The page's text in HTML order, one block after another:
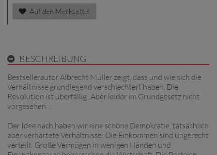
Auf den Merkzettel
BESCHREIBUNG
Bestsellerautor Albrecht Müller zeigt, dass und wie sich die
Verhältnisse grundlegend verschlechtert haben. Die
Revolution ist überfällig! Aber leider im Grundgesetz nicht
vorgesehen ...
Der Idee nach haben wir eine schöne Demokratie, tatsächlich
aber verhärtete Verhältnisse: Die Einkommen sind ungerecht
verteilt. Große Vermögen in wenigen Händen und